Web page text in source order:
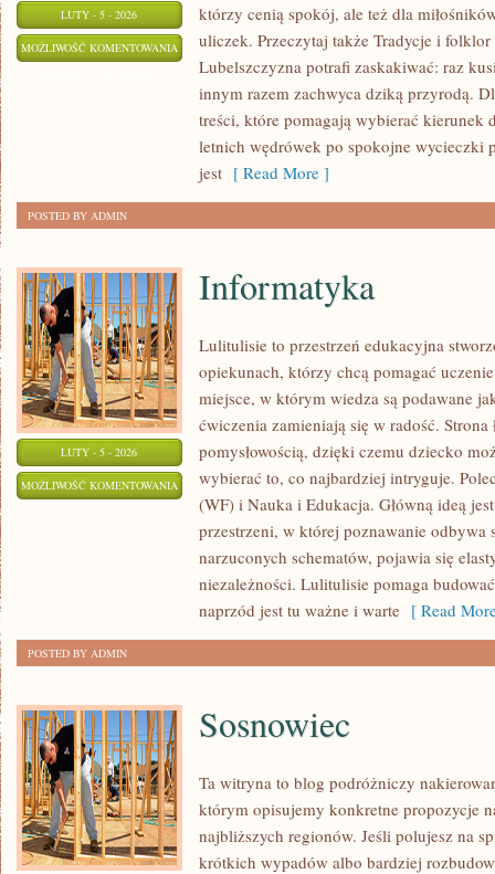
LUTY - 5 - 2026
MOŻLIWOŚĆ KOMENTOWANIA WYDARZENIA
FESTIWALE
którzy cenią spokój, ale też dla
uliczek. Przeczytaj także Tradycje i
Lubelszczyzna potrafi zaskakiwać: raz
innym razem zachwyca dziką przyrodą.
treści, które pomagają wybierać kierunek
letnich wędrówek po spokojne wycieczki
jest [ Read More ]
POSTED BY ADMIN
LUTY - 5 - 2026
MOŻLIWOŚĆ KOMENTOWANIA INFORMATYKA
Informatyka
Lulitulisie to przestrzeń edukacyjna
opiekunach, którzy chcą pomagać
miejsce, w którym wiedza są podawane
ćwiczenia zamieniają się w radość. Strona
pomysłowością, dzięki czemu dziecko
wybierać to, co najbardziej intryguje.
(WF) i Nauka i Edukacja. Główną ideą
przestrzeni, w której poznawanie
narzuconych schematów, pojawia się
niezależności. Lulitulisie pomaga
naprzód jest tu ważne i warte [ Read
POSTED BY ADMIN
Sosnowiec
Ta witryna to blog podróżniczy
którym opisujemy konkretne propozycje
najbliższych regionów. Jeśli polujesz na
krótkich wypadów albo bardziej